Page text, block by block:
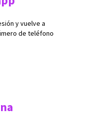
y vuelve a
de teléfono